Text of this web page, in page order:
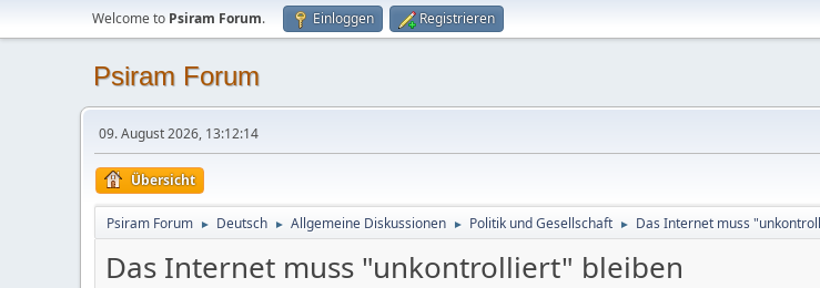
Welcome to Psiram Forum. Einloggen Registrieren
Psiram Forum
09. August 2026, 13:12:14
Übersicht
Psiram Forum ► Deutsch ► Allgemeine Diskussionen ► Politik und Gesellschaft ► Das Internet muss
Das Internet muss "unkontrolliert" bleiben